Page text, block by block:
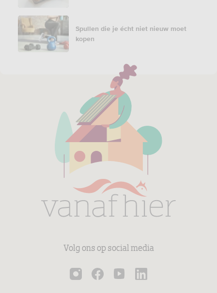
Spullen die je écht niet nieuw moet
kopen
Volg ons op social media